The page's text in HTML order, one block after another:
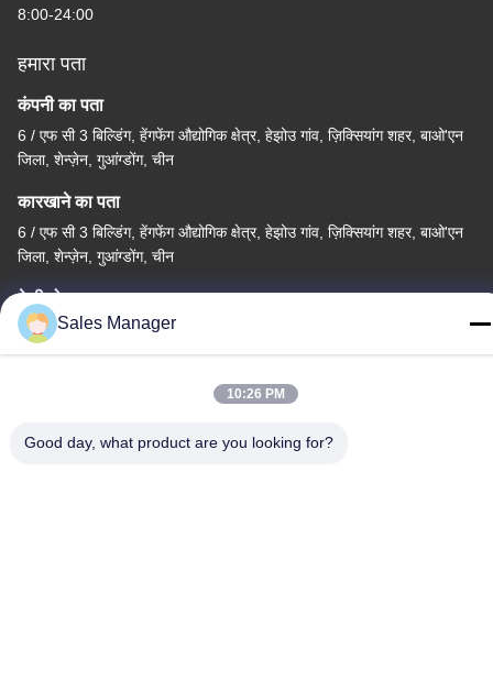
8:00-24:00
हमारा पता
कंपनी का पता
6 / एफ सी 3 बिल्डिंग, हेंगफेंग औद्योगिक क्षेत्र, हेझोउ गांव, ज़िक्सियांग शहर, बाओ'एन
जिला, शेन्ज़ेन, गुआंग्डोंग, चीन
कारखाने का पता
6 / एफ सी 3 बिल्डिंग, हेंगफेंग औद्योगिक क्षेत्र, हेझोउ गांव, ज़िक्सियांग शहर, बाओ'एन
जिला, शेन्ज़ेन, गुआंग्डोंग, चीन
टेलीफोन
86--13662697476
Sales Manager
10:26 PM
Good day, what product are you looking for?